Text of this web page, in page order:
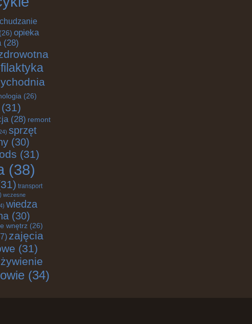
(26) opieka
(28)
(26)
(31)
(28) remont
sprzęt
(30)
(31)
(38)
transport
wczesne
wiedza
(30)
wnętrz (26)
zajęcia
(31)
(34)